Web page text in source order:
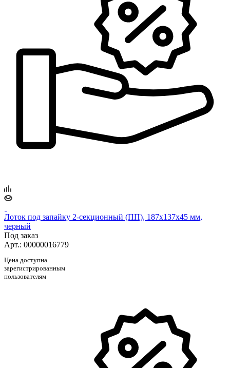
Лоток под запайку 2-секционный (ПП), 187х137х45 мм,
черный
Под заказ
Арт.: 00000016779
Цена доступна
зарегистрированным
пользователям